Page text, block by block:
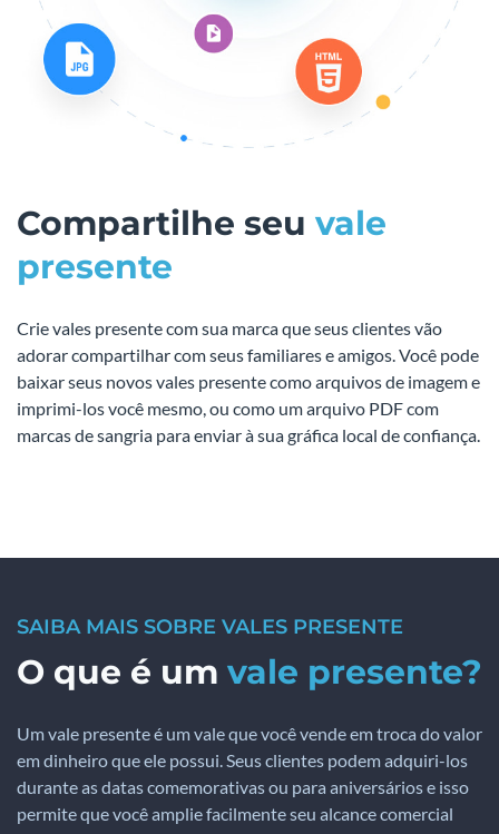
Compartilhe seu vale
presente
Crie vales presente com sua marca que seus clientes vão
adorar compartilhar com seus familiares e amigos. Você pode
baixar seus novos vales presente como arquivos de imagem e
imprimi-los você mesmo, ou como um arquivo PDF com
marcas de sangria para enviar à sua gráfica local de confiança.
SAIBA MAIS SOBRE VALES PRESENTE
O que é um vale presente?
Um vale presente é um vale que você vende em troca do valor
em dinheiro que ele possui. Seus clientes podem adquiri-los
durante as datas comemorativas ou para aniversários e isso
permite que você amplie facilmente seu alcance comercial